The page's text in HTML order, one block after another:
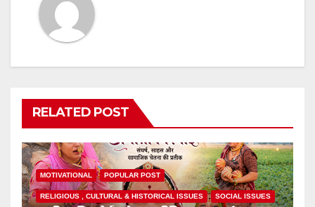
RELATED POST
MOTIVATIONAL POPULAR POST
RELIGIOUS , CULTURAL & HISTORICAL ISSUES SOCIAL ISSUES